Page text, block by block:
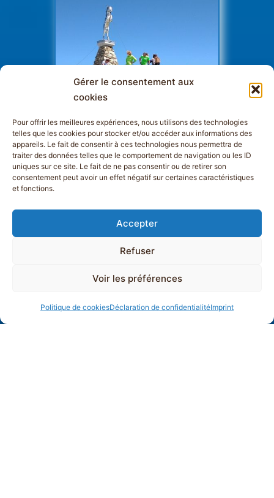
Gérer le consentement aux
cookies
Pour offrir les meilleures expériences, nous utilisons des technologies
telles que les cookies pour stocker et/ou accéder aux informations des
appareils. Le fait de consentir à ces technologies nous permettra de
traiter des données telles que le comportement de navigation ou les ID
uniques sur ce site. Le fait de ne pas consentir ou de retirer son
consentement peut avoir un effet négatif sur certaines caractéristiques
et fonctions.
Accepter
Refuser
Voir les préférences
Politique de cookiesDéclaration de confidentialitéImprint